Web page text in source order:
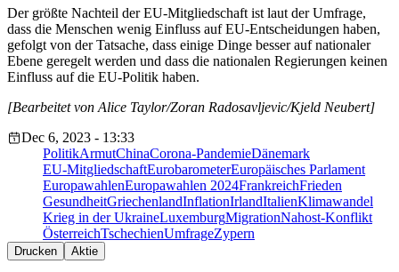
Der größte Nachteil der EU-Mitgliedschaft ist laut der Umfrage,
dass die Menschen wenig Einfluss auf EU-Entscheidungen haben,
gefolgt von der Tatsache, dass einige Dinge besser auf nationaler
Ebene geregelt werden und dass die nationalen Regierungen keinen
Einfluss auf die EU-Politik haben.
[Bearbeitet von Alice Taylor/Zoran Radosavljevic/Kjeld Neubert]
Dec 6, 2023 - 13:33
PolitikArmutChinaCorona-PandemieDänemark
EU-MitgliedschaftEurobarometerEuropäisches Parlament
EuropawahlenEuropawahlen 2024FrankreichFrieden
GesundheitGriechenlandInflationIrlandItalienKlimawandel
Krieg in der UkraineLuxemburgMigrationNahost-Konflikt
ÖsterreichTschechienUmfrageZypern
Drucken Aktie